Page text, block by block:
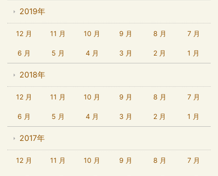
2019年
12 月 11 月 10 月 9 月 8 月 7 月
6 月 5 月 4 月 3 月 2 月 1 月
2018年
12 月 11 月 10 月 9 月 8 月 7 月
6 月 5 月 4 月 3 月 2 月 1 月
2017年
12 月 11 月 10 月 9 月 8 月 7 月